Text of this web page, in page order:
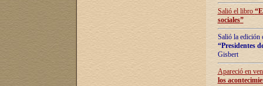
Salió el libro “
sociales”
Salió la edición
“Presidentes
Gisbert
Apareció en
los